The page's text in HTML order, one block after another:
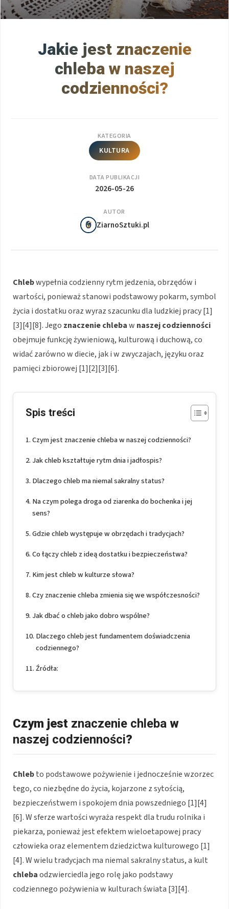
Jakie jest znaczenie
chleba w naszej
codzienności?
KATEGORIA
KULTURA
DATA PUBLIKACJI
2026-05-26
AUTOR
ZiarnoSztuki.pl
Chlebwypełnia codzienny rytm jedzenia, obrzędów i
wartości, ponieważ stanowi podstawowy pokarm, symbol
życia i dostatku oraz wyraz szacunku dla ludzkiej pracy [1]
[3][4][8]. Jego znaczenie chlebaw naszej codzienności
obejmuje funkcję żywieniową, kulturową i duchową, co
widać zarówno w diecie, jak i w zwyczajach, języku oraz
pamięci zbiorowej [1][2][3][6].
Spis treści
Czym jest znaczenie chleba w naszej codzienności?
Jak chleb kształtuje rytm dnia i jadłospis?
Dlaczego chleb ma niemal sakralny status?
Na czym polega droga od ziarenka do bochenka i jej
sens?
Gdzie chleb występuje w obrzędach i tradycjach?
Co łączy chleb z ideą dostatku i bezpieczeństwa?
Kim jest chleb w kulturze słowa?
Czy znaczenie chleba zmienia się we współczesności?
Jak dbać o chleb jako dobro wspólne?
Dlaczego chleb jest fundamentem doświadczenia
codziennego?
Źródła:
Czym jest znaczenie chleba w
naszej codzienności?
Chlebto podstawowe pożywienie i jednocześnie wzorzec
tego, co niezbędne do życia, kojarzone z sytością,
bezpieczeństwem i spokojem dnia powszedniego [1][4]
[6]. W sferze wartości wyraża respekt dla trudu rolnika i
piekarza, ponieważ jest efektem wieloetapowej pracy
człowieka oraz elementem dziedzictwa kulturowego [1]
[4]. W wielu tradycjach ma niemal sakralny status, a kult
chlebaodzwierciedla jego rolę jako podstawy
codziennego pożywienia w kulturach świata [3][4].